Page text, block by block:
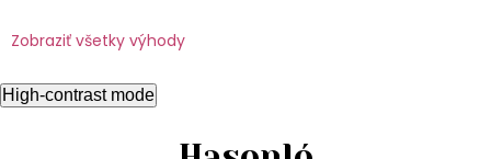
Zobraziť všetky výhody
High-contrast mode